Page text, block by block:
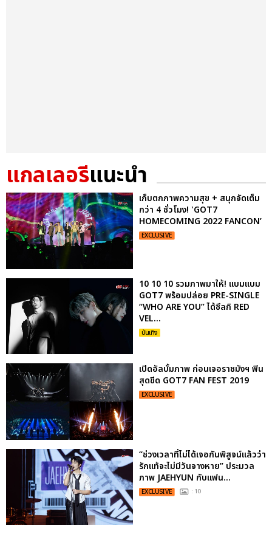
แกลเลอรีแนะนำ
เก็บตกภาพความสุข + สนุกจัดเต็ม
กว่า 4 ชั่วโมง! 'GOT7
HOMECOMING 2022 FANCON’
EXCLUSIVE
10 10 10 รวมภาพมาให้! แบมแบม
GOT7 พร้อมปล่อย PRE-SINGLE
“WHO ARE YOU” ได้ซึลกิ RED
VEL...
บันเทิง
เปิดอัลบั้มภาพ ก่อนเจอราชมังฯ ฟิน
สุดขีด GOT7 FAN FEST 2019
EXCLUSIVE
“ช่วงเวลาที่ไม่ได้เจอกันพิสูจน์แล้วว่า
รักแท้จะไม่มีวันจางหาย” ประมวล
ภาพ JAEHYUN กับแฟน...
EXCLUSIVE : 10